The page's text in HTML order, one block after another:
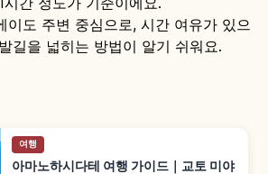
이도 주변 중심으로, 시간 여유가 있으
길을 넓히는 방법이 알기 쉬워요.
여행
아마노하시다테 여행 가이드｜교토 미야